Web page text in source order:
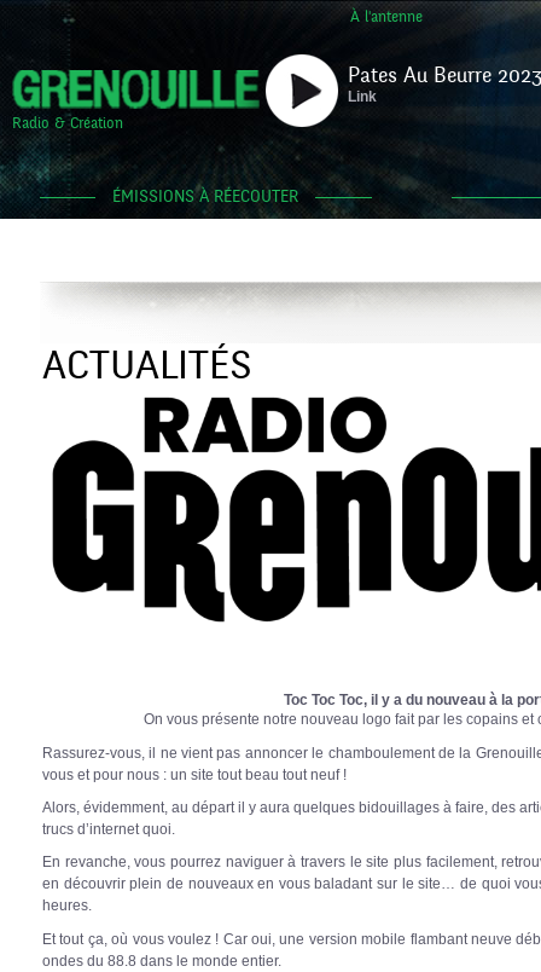
À l'antenne
Radio & Création
Pates Au Beurre
Link
ÉMISSIONS À RÉECOUTER
ACTUALITÉS
Toc Toc Toc, il y a du nouveau à la
On vous présente notre nouveau logo fait par les copains et
Rassurez-vous, il ne vient pas annoncer le chamboulement de la
vous et pour nous : un site tout beau tout neuf !
Alors, évidemment, au départ il y aura quelques bidouillages à faire, des
trucs d’internet quoi.
En revanche, vous pourrez naviguer à travers le site plus facilement,
en découvrir plein de nouveaux en vous baladant sur le site… de quoi
heures.
Et tout ça, où vous voulez ! Car oui, une version mobile flambant neuve
ondes du 88.8 dans le monde entier.